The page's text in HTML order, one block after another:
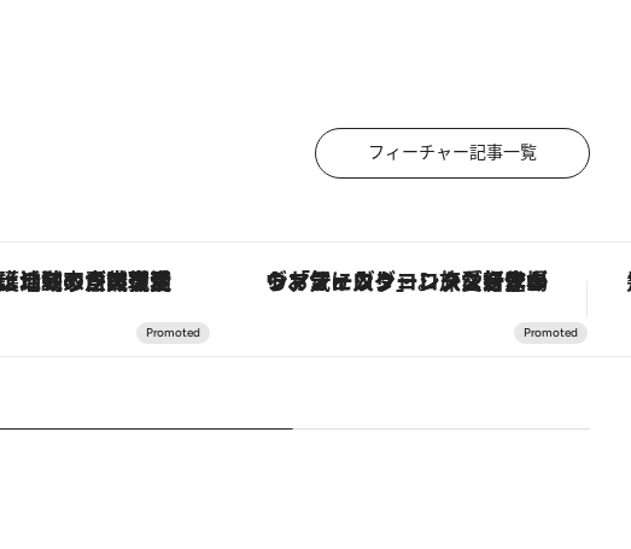
フィーチャー記事一覧
「大事なのは地域の意識を変えること」。ロレックス賞受賞の自然保護活動家が実現させたナイジェリアの自然環境の復活 ヴァシュロン・コンスタンタン「オーヴァーシーズ・オートマティック」。旅愛好家のお気に入りコレクションから、ジェンダーレスな新作が登場